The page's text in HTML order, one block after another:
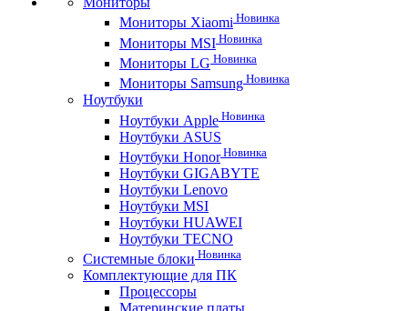
Мониторы Xiaomi Новинка
Мониторы MSI Новинка
Мониторы LG Новинка
Мониторы Samsung Новинка
Ноутбуки
Ноутбуки Apple Новинка
Ноутбуки ASUS
Ноутбуки HonorНовинка
Ноутбуки GIGABYTE
Ноутбуки Lenovo
Ноутбуки MSI
Ноутбуки HUAWEI
Ноутбуки TECNO
Системные блоки Новинка
Комплектующие для ПК
Процессоры